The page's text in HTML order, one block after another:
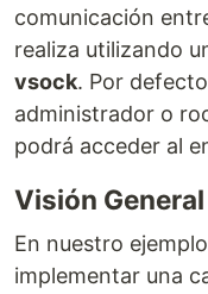
comunicación
realiza utilizando
vsock. Por
administrador o
podrá acceder al
Visión General
En nuestro
implementar una